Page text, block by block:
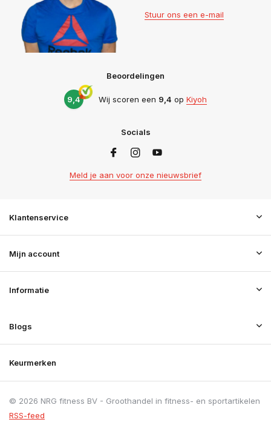
Stuur ons een e-mail
Beoordelingen
9,4 Wij scoren een 9,4 op Kiyoh
Socials
Meld je aan voor onze nieuwsbrief
Klantenservice
Mijn account
Informatie
Blogs
Keurmerken
© 2026 NRG fitness BV - Groothandel in fitness- en sportartikelen
RSS-feed